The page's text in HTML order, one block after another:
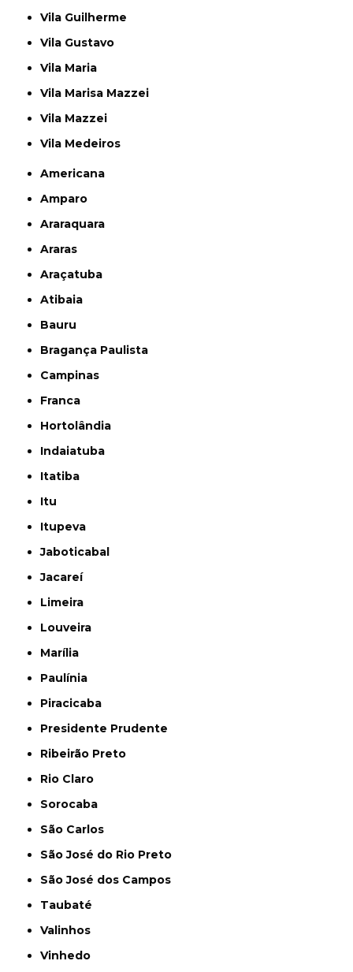
Vila Guilherme
Vila Gustavo
Vila Maria
Vila Marisa Mazzei
Vila Mazzei
Vila Medeiros
Americana
Amparo
Araraquara
Araras
Araçatuba
Atibaia
Bauru
Bragança Paulista
Campinas
Franca
Hortolândia
Indaiatuba
Itatiba
Itu
Itupeva
Jaboticabal
Jacareí
Limeira
Louveira
Marília
Paulínia
Piracicaba
Presidente Prudente
Ribeirão Preto
Rio Claro
Sorocaba
São Carlos
São José do Rio Preto
São José dos Campos
Taubaté
Valinhos
Vinhedo